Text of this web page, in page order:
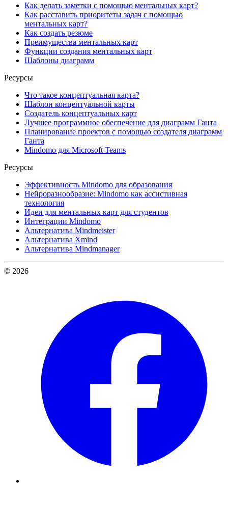
Как делать заметки с помощью ментальных карт?
Как расставить приоритеты задач с помощью
ментальных карт?
Как создать резюме
Преимущества ментальных карт
Функции создания ментальных карт
Шаблоны диаграмм
Ресурсы
Что такое концептуальная карта?
Шаблон концептуальной карты
Создатель концептуальных карт
Лучшее программное обеспечение для диаграмм Ганта
Планирование проектов с помощью создателя диаграмм
Ганта
Mindomo для Microsoft Teams
Ресурсы
Эффективность Mindomo для образования
Нейроразнообразие: Mindomo как ассистивная
технология
Идеи для ментальных карт для студентов
Интеграции Mindomo
Альтернатива Mindmeister
Альтернатива Xmind
Альтернатива Mindmanager
© 2026